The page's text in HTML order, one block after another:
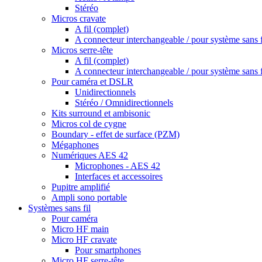
Stéréo
Micros cravate
A fil (complet)
A connecteur interchangeable / pour système sans
Micros serre-tête
A fil (complet)
A connecteur interchangeable / pour système sans
Pour caméra et DSLR
Unidirectionnels
Stéréo / Omnidirectionnels
Kits surround et ambisonic
Micros col de cygne
Boundary - effet de surface (PZM)
Mégaphones
Numériques AES 42
Microphones - AES 42
Interfaces et accessoires
Pupitre amplifié
Ampli sono portable
Systèmes sans fil
Pour caméra
Micro HF main
Micro HF cravate
Pour smartphones